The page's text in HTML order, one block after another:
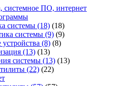
системное ПО, интернет
системы (18) (18)
системы (9) (9)
(8) (8)
(13) (13)
системы (13) (13)
(22) (22)